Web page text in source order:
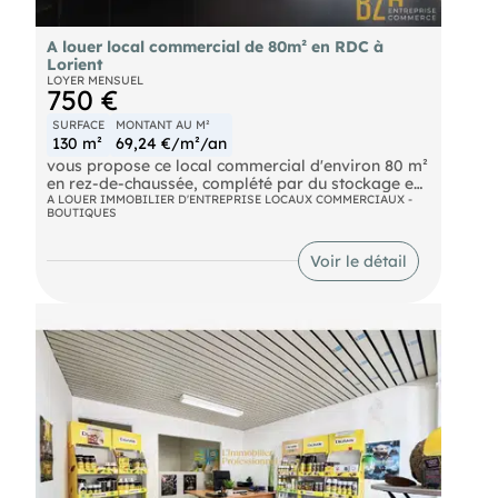
A louer local commercial de 80m² en RDC à
Lorient
LOYER MENSUEL
750 €
SURFACE
130 m²
MONTANT AU M²
69,24 €/m²/an
vous propose ce local commercial d'environ 80 m²
en rez-de-chaussée, complété par du stockage en
sous-sol. Idéal pour une activité de commerce, de
services ou profession libérale souhaitant
bénéficier d'une belle visibilité en centre-ville.
Belle vitrine. Accessibilité facile. Surface
fonctionnelle et complémentaire pour stocker. Ref
A LOUER IMMOBILIER D'ENTREPRISE LOCAUX COMMERCIAUX -
BOUTIQUES
Voir le détail